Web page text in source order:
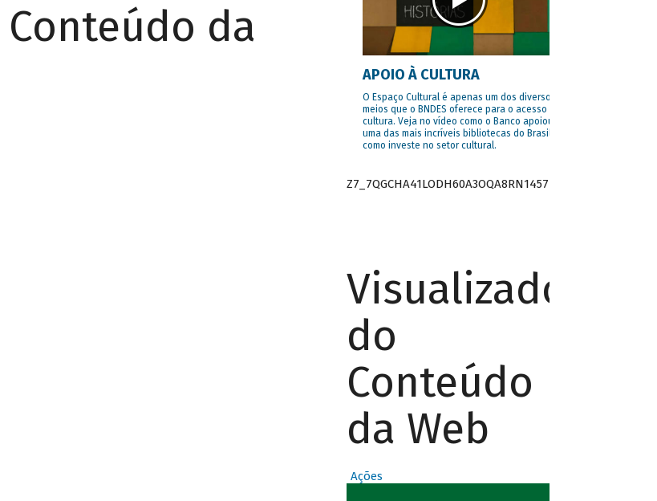
da
APOIO À CULTURA
O Espaço Cultural é apenas um dos diversos
meios que o BNDES oferece para o acesso à
cultura. Veja no vídeo como o Banco apoiou
uma das mais incríveis bibliotecas do Brasil e
como investe no setor cultural.
Z7_7QGCHA41LODH60A3OQA8RN1457
Visualizador
do
Conteúdo
da Web
Ações